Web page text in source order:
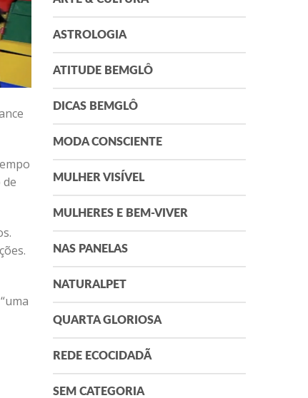
ASTROLOGIA
ATITUDE BEMGLÔ
DICAS BEMGLÔ
MODA CONSCIENTE
MULHER VISÍVEL
MULHERES E BEM-VIVER
NAS PANELAS
NATURALPET
QUARTA GLORIOSA
REDE ECOCIDADÃ
SEM CATEGORIA